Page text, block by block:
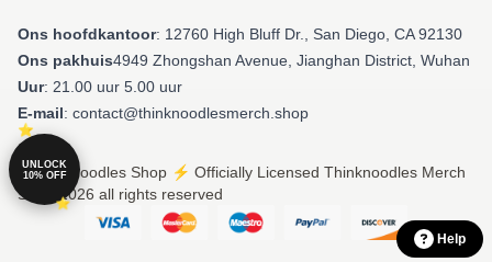
Ons hoofdkantoor: 12760 High Bluff Dr., San Diego, CA 92130
Ons pakhuis4949 Zhongshan Avenue, Jianghan District, Wuhan
Uur: 21.00 uur 5.00 uur
E-mail: contact@thinknoodlesmerch.shop
© Thinknoodles Shop ⚡️ Officially Licensed Thinknoodles Merch
Store 2026 all rights reserved
UNLOCK
10% OFF
Help